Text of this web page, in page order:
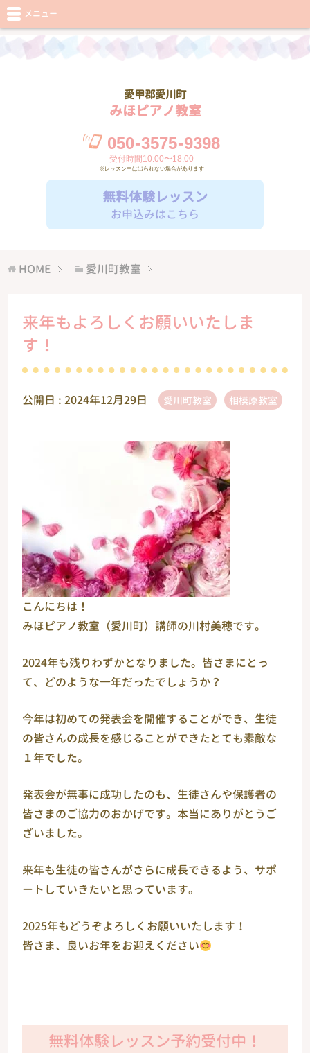
愛甲郡愛川町
みほピアノ教室
050-3575-9398
受付時間10:00〜18:00
※レッスン中は出られない場合があります
無料体験レッスン
お申込みはこちら
メニュー
HOME 愛川町教室
来年もよろしくお願いいたしま
す！
公開日 :2024年12月29日 愛川町教室 相模原教室
こんにちは！
みほピアノ教室（愛川町）講師の川村美穂です。
2024年も残りわずかとなりました。皆さまにとっ
て、どのような一年だったでしょうか？
今年は初めての発表会を開催することができ、生徒
の皆さんの成長を感じることができたとても素敵な
１年でした。
発表会が無事に成功したのも、生徒さんや保護者の
皆さまのご協力のおかげです。本当にありがとうご
ざいました。
来年も生徒の皆さんがさらに成長できるよう、サポ
ートしていきたいと思っています。
2025年もどうぞよろしくお願いいたします！
皆さま、良いお年をお迎えください
無料体験レッスン予約受付中！